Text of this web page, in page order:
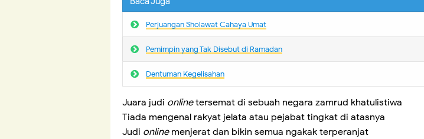
Perjuangan Sholawat Cahaya Umat
Pemimpin yang Tak Disebut di Ramadan
Dentuman Kegelisahan
Juara judi onlinetersemat di sebuah negara zamrud khatulistiwa
Tiada mengenal rakyat jelata atau pejabat tingkat di atasnya
Judi onlinemenjerat dan bikin semua ngakak terperanjat